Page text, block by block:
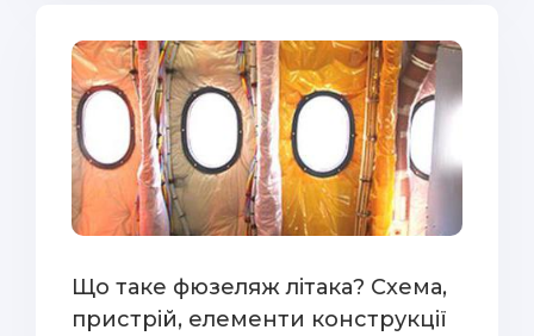
Що таке фюзеляж літака? Схема,
пристрій, елементи конструкції